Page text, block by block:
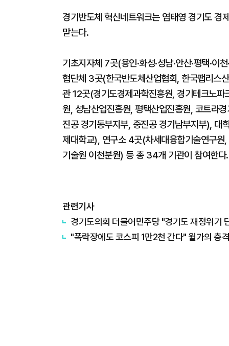
경기반도체 혁신네트워크는 염태영 경기도 경
맡는다.
기초지자체 7곳(용인·화성·성남·안산·평택·
협단체 3곳(한국반도체산업협회, 한국팹리스
관 12곳(경기도경제과학진흥원, 경기테크노
원, 성남산업진흥원, 평택산업진흥원, 코트라
진공 경기동부지부, 중진공 경기남부지부), 대
제대학교), 연구소 4곳(차세대융합기술연구원
기술원 이천분원) 등 총 34개 기관이 참여한다.
관련기사
경기도의회 더불어민주당 "경기도 재정위기